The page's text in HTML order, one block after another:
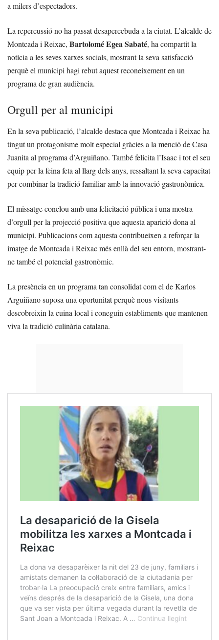
a milers d’espectadors.
La repercussió no ha passat desapercebuda a la ciutat. L’alcalde de
Montcada i Reixac, Bartolomé Egea Sabaté, ha compartit la
notícia a les seves xarxes socials, mostrant la seva satisfacció
perquè el municipi hagi rebut aquest reconeixement en un
programa de gran audiència.
Orgull per al municipi
En la seva publicació, l’alcalde destaca que Montcada i Reixac ha
tingut un protagonisme molt especial gràcies a la menció de Casa
Juanita al programa d’Arguiñano. També felicita l’Isaac i tot el seu
equip per la feina feta al llarg dels anys, ressaltant la seva capacitat
per combinar la tradició familiar amb la innovació gastronòmica.
El missatge conclou amb una felicitació pública i una mostra
d’orgull per la projecció positiva que aquesta aparició dona al
municipi. Publicacions com aquesta contribueixen a reforçar la
imatge de Montcada i Reixac més enllà del seu entorn, mostrant-
ne també el potencial gastronòmic.
La presència en un programa tan consolidat com el de Karlos
Arguiñano suposa una oportunitat perquè nous visitants
descobreixin la cuina local i coneguin establiments que mantenen
viva la tradició culinària catalana.